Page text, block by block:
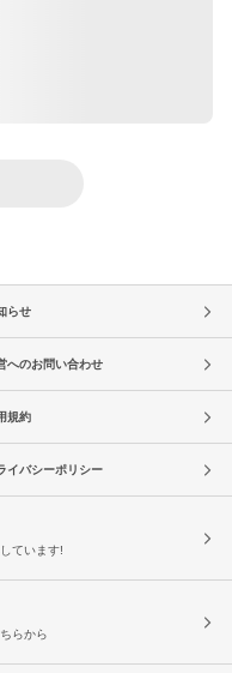
らせ
へのお問い合わせ
規約
イバシーポリシー
ています!
らから